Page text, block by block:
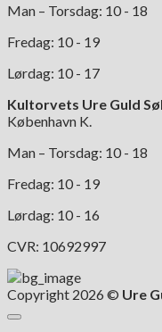
Man – Torsdag: 10 - 18
Fredag: 10 - 19
Lørdag: 10 - 17
Kultorvets Ure Guld
København K.
Man – Torsdag: 10 - 18
Fredag: 10 - 19
Lørdag: 10 - 16
CVR: 10692997
Copyright 2026 © Ure